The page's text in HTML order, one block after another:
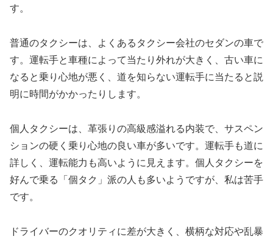
す。
普通のタクシーは、よくあるタクシー会社のセダンの車で
す。運転手と車種によって当たり外れが大きく、古い車に
なると乗り心地が悪く、道を知らない運転手に当たると説
明に時間がかかったりします。
個人タクシーは、革張りの高級感溢れる内装で、サスペン
ションの硬く乗り心地の良い車が多いです。運転手も道に
詳しく、運転能力も高いように見えます。個人タクシーを
好んで乗る「個タク」派の人も多いようですが、私は苦手
です。
ドライバーのクオリティに差が大きく、横柄な対応や乱暴